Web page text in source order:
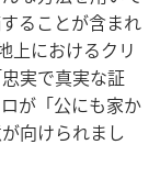
ることが含まれ
上におけるクリ
実で真実な証
が「公にも家か
向けられまし